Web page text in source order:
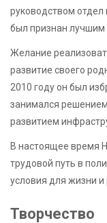
руководством отдел
был признан лучшим
Желание
развитие своего
2010 году он был
занимался
развитием
В настоящее время
трудовой путь в
условия для жизни и
Творчество